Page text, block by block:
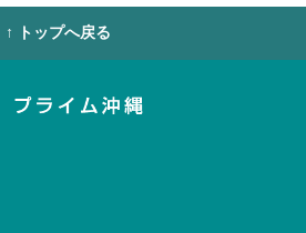
↑ トップへ戻る